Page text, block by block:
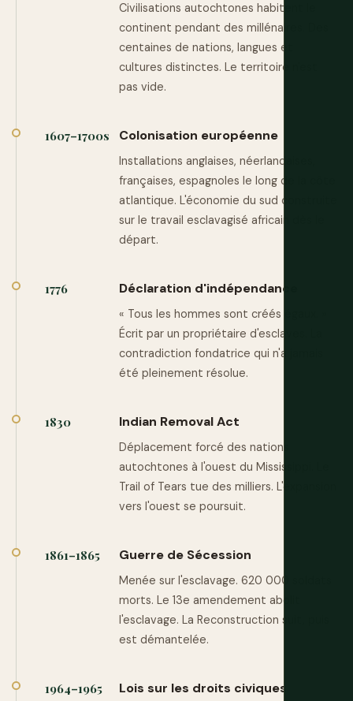
Civilisations autochtones habitent le
continent pendant des millénaires. Des
centaines de nations, langues et
cultures distinctes. Le territoire n'est
pas vide.
1607–1700s Colonisation européenne
Installations anglaises, néerlandaises,
françaises, espagnoles le long de la côte
atlantique. L'économie du sud construite
sur le travail esclavagisé africain dès le
départ.
1776 Déclaration d'indépendance
« Tous les hommes sont créés égaux. »
Écrit par un propriétaire d'esclaves. La
contradiction fondatrice qui n'a jamais
été pleinement résolue.
1830 Indian Removal Act
Déplacement forcé des nations
autochtones à l'ouest du Mississippi. Le
Trail of Tears tue des milliers. L'expansion
vers l'ouest se poursuit.
1861–1865 Guerre de Sécession
Menée sur l'esclavage. 620 000 soldats
morts. Le 13e amendement abolit
l'esclavage. La Reconstruction suit, puis
est démantelée.
1964–1965 Lois sur les droits civiques